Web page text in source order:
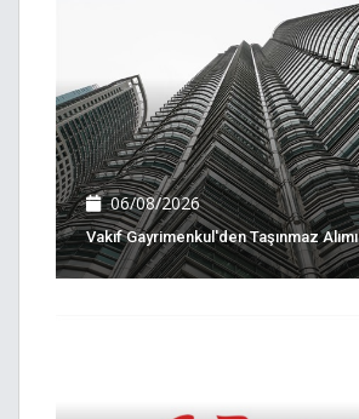
06/08/2026
Vakıf Gayrimenkul'den Taşınmaz Alımı